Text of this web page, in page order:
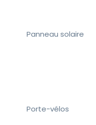
Panneau solaire
Porte-vélos